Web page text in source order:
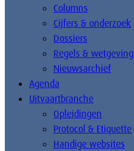
Columns
Cijfers & onderzoek
Dossiers
Regels & wetgeving
Nieuwsarchief
Agenda
Uitvaartbranche
Opleidingen
Protocol & Etiquette
Handige websites